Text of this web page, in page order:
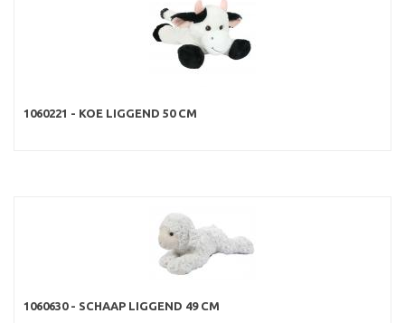
1060221 - KOE LIGGEND 50 CM
1060630 - SCHAAP LIGGEND 49 CM